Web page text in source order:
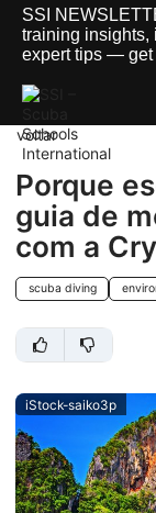
SSI
training insights,
expert tips — get
voltar
Porque
guia de
com a
scuba diving
iStock-saiko3p